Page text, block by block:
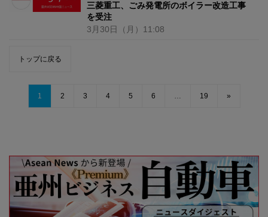
三菱重工、ごみ発電所のボイラー改造工事
を受注
3月30日 （月） 11:08
トップに戻る
1 2 3 4 5 6 … 19 »